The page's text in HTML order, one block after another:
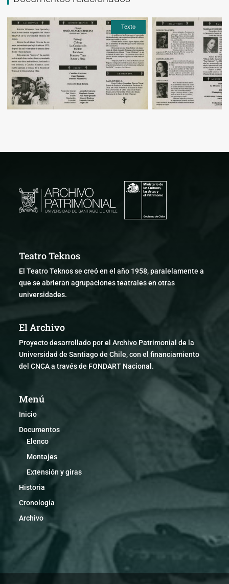
Texto Texto
Teatro Teknos
El Teatro Teknos se creó en el año 1958, paralelamente a
que se abrieran agrupaciones teatrales en otras
universidades.
El Archivo
Proyecto desarrollado por el Archivo Patrimonial de la
Universidad de Santiago de Chile, con el financiamiento
del CNCA a través de FONDART Nacional.
Menú
Inicio
Documentos
Elenco
Montajes
Extensión y giras
Historia
Cronología
Archivo